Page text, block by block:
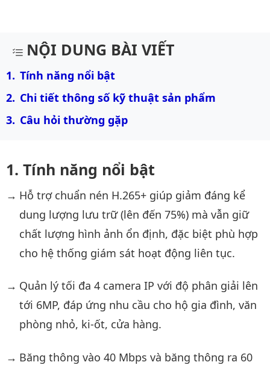
Mô tả chi tiết sản phẩm
NỘI DUNG BÀI VIẾT
Tính năng nổi bật
Chi tiết thông số kỹ thuật sản phẩm
Câu hỏi thường gặp
Tính năng nổi bật
Hỗ trợ chuẩn nén H.265+ giúp giảm đáng kể
dung lượng lưu trữ (lên đến 75%) mà vẫn giữ
chất lượng hình ảnh ổn định, đặc biệt phù hợp
cho hệ thống giám sát hoạt động liên tục.
Quản lý tối đa 4 camera IP với độ phân giải lên
tới 6MP, đáp ứng nhu cầu cho hộ gia đình, văn
phòng nhỏ, ki-ốt, cửa hàng.
Băng thông vào 40 Mbps và băng thông ra 60